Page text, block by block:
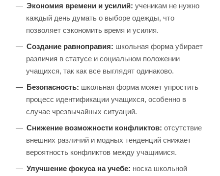
Экономия времени и усилий: ученикам не нужно
каждый день думать о выборе одежды, что
позволяет сэкономить время и усилия.
Создание равноправия: школьная форма убирает
различия в статусе и социальном положении
учащихся, так как все выглядят одинаково.
Безопасность: школьная форма может упростить
процесс идентификации учащихся, особенно в
случае чрезвычайных ситуаций.
Снижение возможности конфликтов: отсутствие
внешних различий и модных тенденций снижает
вероятность конфликтов между учащимися.
Улучшение фокуса на учебе: носка школьной